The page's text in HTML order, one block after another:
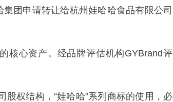
团申请转让给杭州娃哈哈食品有限公司
核心资产。经品牌评估机构GYBrand评
权结构，“娃哈哈”系列商标的使用，必